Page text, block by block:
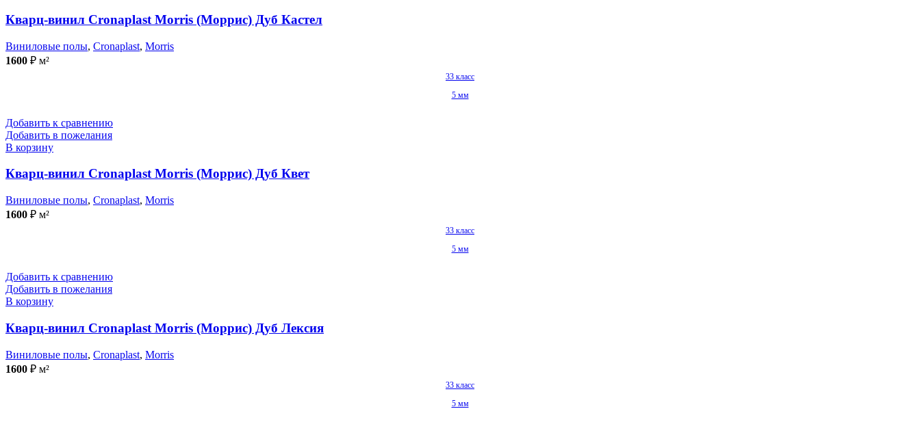
Кварц-винил Cronaplast Morris (Моррис) Дуб Кастел
Виниловые полы, Cronaplast, Morris
1600 ₽ м²
33 класс
5 мм
Добавить к сравнению
Добавить в пожелания
В корзину
Кварц-винил Cronaplast Morris (Моррис) Дуб Квет
Виниловые полы, Cronaplast, Morris
1600 ₽ м²
33 класс
5 мм
Добавить к сравнению
Добавить в пожелания
В корзину
Кварц-винил Cronaplast Morris (Моррис) Дуб Лексия
Виниловые полы, Cronaplast, Morris
1600 ₽ м²
33 класс
5 мм